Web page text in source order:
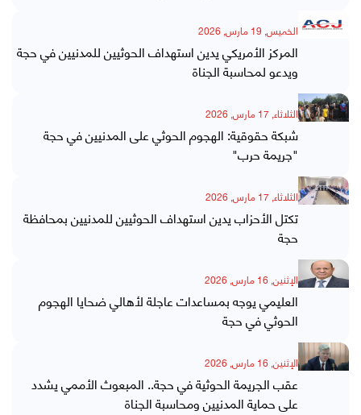
الخميس, 19 مارس, 2026
المركز الأمريكي يدين استهداف الحوثيين للمدنيين في حجة
ويدعو لمحاسبة الجناة
الثلاثاء, 17 مارس, 2026
شبكة حقوقية: الهجوم الحوثي على المدنيين في حجة
"جريمة حرب"
الثلاثاء, 17 مارس, 2026
تكتل الأحزاب يدين استهداف الحوثيين للمدنيين بمحافظة
حجة
الإثنين, 16 مارس, 2026
العليمي يوجه بمساعدات عاجلة لأهالي ضحايا الهجوم
الحوثي في حجة
الإثنين, 16 مارس, 2026
عقب الجريمة الحوثية في حجة.. المبعوث الأممي يشدد
على حماية المدنيين ومحاسبة الجناة